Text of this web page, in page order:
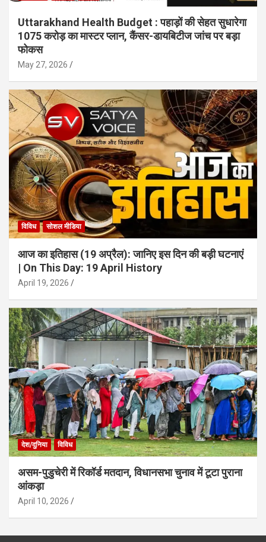
Uttarakhand Health Budget : पहाड़ों की सेहत सुधारेगा
1075 करोड़ का मास्टर प्लान, कैंसर-डायबिटीज जांच पर बड़ा
फोकस
May 27, 2026
विविध सोशल मीडिया
आज का इतिहास (19 अप्रैल): जानिए इस दिन की बड़ी घटनाएं
| On This Day: 19 April History
April 19, 2026
देश/दुनिया विविध
असम-पुडुचेरी में रिकॉर्ड मतदान, विधानसभा चुनाव में टूटा पुराना
आंकड़ा
April 10, 2026